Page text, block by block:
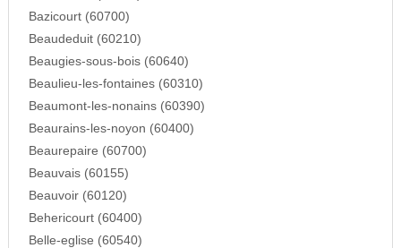
Bazicourt (60700)
Beaudeduit (60210)
Beaugies-sous-bois (60640)
Beaulieu-les-fontaines (60310)
Beaumont-les-nonains (60390)
Beaurains-les-noyon (60400)
Beaurepaire (60700)
Beauvais (60155)
Beauvoir (60120)
Behericourt (60400)
Belle-eglise (60540)